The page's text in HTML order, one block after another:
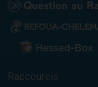
Raccourcis